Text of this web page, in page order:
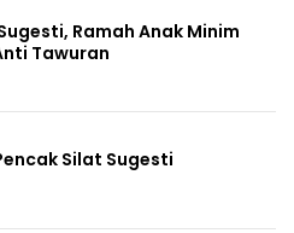
Ramah Anak Minim
Tawuran
Silat Sugesti